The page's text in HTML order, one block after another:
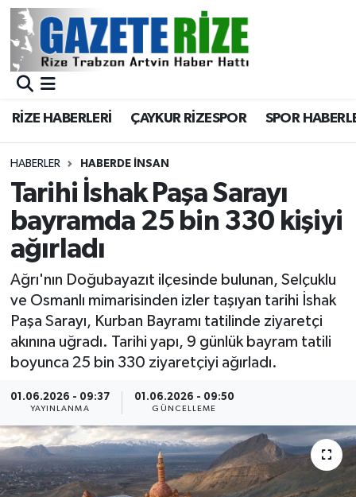
RİZE HABERLERİ ÇAYKUR RİZESPOR SPOR
HABERLER HABERDE İNSAN
Tarihi İshak Paşa Sarayı
bayramda 25 bin 330 kişiyi
ağırladı
Ağrı'nın Doğubayazıt ilçesinde bulunan, Selçuklu
ve Osmanlı mimarisinden izler taşıyan tarihi İshak
Paşa Sarayı, Kurban Bayramı tatilinde ziyaretçi
akınına uğradı. Tarihi yapı, 9 günlük bayram tatili
boyunca 25 bin 330 ziyaretçiyi ağırladı.
01.06.2026 - 09:37
YAYINLANMA
01.06.2026 - 09:50
GÜNCELLEME
BÖLGEMİZ
Asayiş
Rize Jandarma Komutanlığı
Bilim Teknoloji
Advertising news
Canlı Maç
Dış Haberler
Dünya
Merkez Nöbetçi Eczaneler
Merkez Trafik Yoğunluk Haritası
Süper Lig Puan Durumu ve Fikstür
Tüm Manşetler
Haber Arşivi